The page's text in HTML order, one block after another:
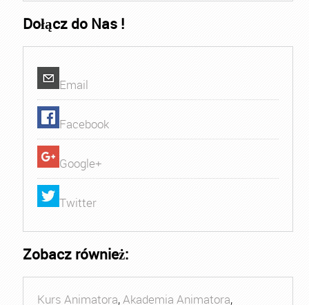
Dołącz do Nas !
Email
Facebook
Google+
Twitter
Zobacz również:
Kurs Animatora,Akademia Animatora,